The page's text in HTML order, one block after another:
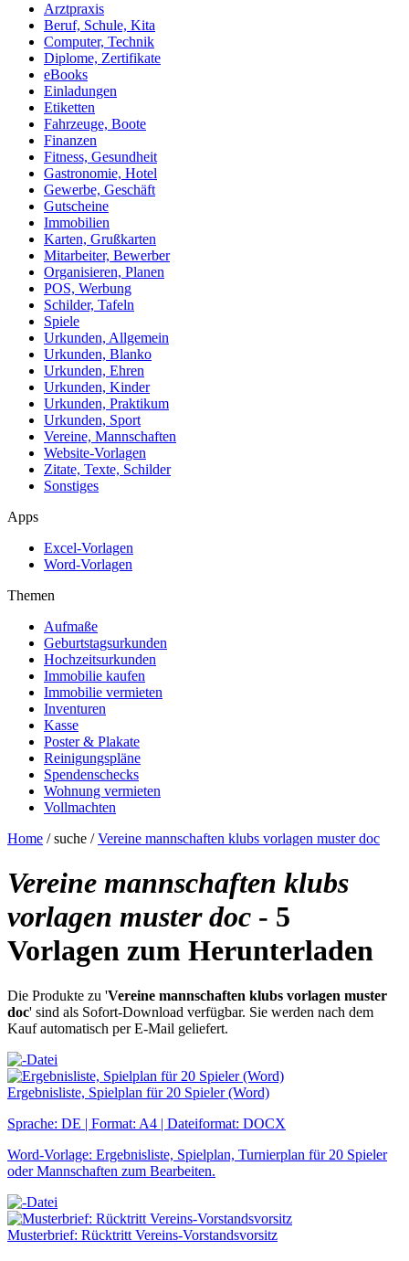
Arztpraxis
Beruf, Schule, Kita
Computer, Technik
Diplome, Zertifikate
eBooks
Einladungen
Etiketten
Fahrzeuge, Boote
Finanzen
Fitness, Gesundheit
Gastronomie, Hotel
Gewerbe, Geschäft
Gutscheine
Immobilien
Karten, Grußkarten
Mitarbeiter, Bewerber
Organisieren, Planen
POS, Werbung
Schilder, Tafeln
Spiele
Urkunden, Allgemein
Urkunden, Blanko
Urkunden, Ehren
Urkunden, Kinder
Urkunden, Praktikum
Urkunden, Sport
Vereine, Mannschaften
Website-Vorlagen
Zitate, Texte, Schilder
Sonstiges
Apps
Excel-Vorlagen
Word-Vorlagen
Themen
Aufmaße
Geburtstagsurkunden
Hochzeitsurkunden
Immobilie kaufen
Immobilie vermieten
Inventuren
Kasse
Poster & Plakate
Reinigungspläne
Spendenschecks
Wohnung vermieten
Vollmachten
Home / suche /Vereine mannschaften klubs vorlagen muster doc
Vereine mannschaften klubs
vorlagen muster doc - 5
Vorlagen zum Herunterladen
Die Produkte zu 'Vereine mannschaften klubs vorlagen muster
doc' sind als Sofort-Download verfügbar. Sie werden nach dem
Kauf automatisch per E-Mail geliefert.
Ergebnisliste, Spielplan für 20 Spieler (Word)
Sprache: DE | Format: A4 | Dateiformat: DOCX
Word-Vorlage: Ergebnisliste, Spielplan, Turnierplan für 20 Spieler
oder Mannschaften zum Bearbeiten.
Musterbrief: Rücktritt Vereins-Vorstandsvorsitz